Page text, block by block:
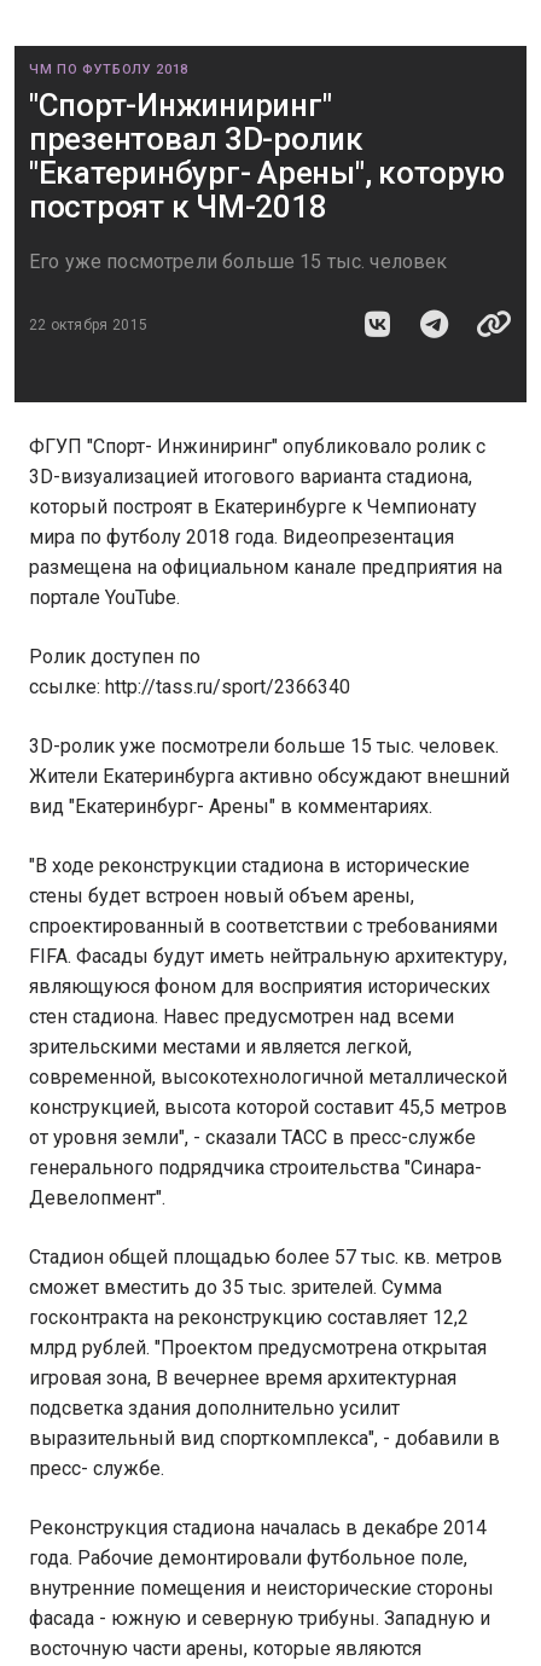
ЧМ ПО ФУТБОЛУ 2018
"Спорт-Инжиниринг"
презентовал 3D-ролик
"Екатеринбург- Арены", которую
построят к ЧМ-2018
Его уже посмотрели больше 15 тыс. человек
22 октября 2015
ФГУП "Спорт- Инжиниринг" опубликовало ролик с
3D-визуализацией итогового варианта стадиона,
который построят в Екатеринбурге к Чемпионату
мира по футболу 2018 года. Видеопрезентация
размещена на официальном канале предприятия на
портале YouTube.
Ролик доступен по
ссылке: http://tass.ru/sport/2366340
3D-ролик уже посмотрели больше 15 тыс. человек.
Жители Екатеринбурга активно обсуждают внешний
вид "Екатеринбург- Арены" в комментариях.
"В ходе реконструкции стадиона в исторические
стены будет встроен новый объем арены,
спроектированный в соответствии с требованиями
FIFA. Фасады будут иметь нейтральную архитектуру,
являющуюся фоном для восприятия исторических
стен стадиона. Навес предусмотрен над всеми
зрительскими местами и является легкой,
современной, высокотехнологичной металлической
конструкцией, высота которой составит 45,5 метров
от уровня земли", - сказали ТАСС в пресс-службе
генерального подрядчика строительства "Синара-
Девелопмент".
Стадион общей площадью более 57 тыс. кв. метров
сможет вместить до 35 тыс. зрителей. Сумма
госконтракта на реконструкцию составляет 12,2
млрд рублей. "Проектом предусмотрена открытая
игровая зона, В вечернее время архитектурная
подсветка здания дополнительно усилит
выразительный вид спорткомплекса", - добавили в
пресс- службе.
Реконструкция стадиона началась в декабре 2014
года. Рабочие демонтировали футбольное поле,
внутренние помещения и неисторические стороны
фасада - южную и северную трибуны. Западную и
восточную части арены, которые являются